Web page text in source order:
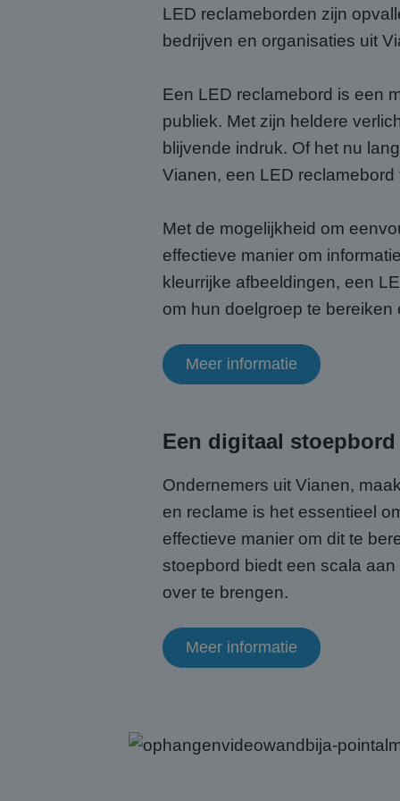
LED reclameborden zijn
bedrijven en organisaties uit
Een LED reclamebord is een
publiek. Met zijn heldere
blijvende indruk. Of het nu
Vianen, een LED
Met de mogelijkheid om
effectieve manier om
kleurrijke afbeeldingen, een
om hun doelgroep te bereiken
Meer informatie
Een digitaal
Ondernemers uit Vianen,
en reclame is het essentieel
effectieve manier om dit te
stoepbord biedt een scala
over te brengen.
Meer informatie
_ga_HQWRRK7W0D
Naam
_clck
MUID
MUID
_uetsid
IDE
SRM_B
MR
_clsk
Naam
fp_user_id